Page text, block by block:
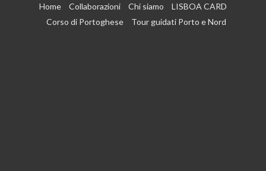
Home Collaborazioni Chi siamo
LISBOA CARD
Corso di Portoghese
Tour guidati Porto e Nord